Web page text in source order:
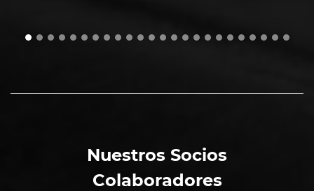
Nuestros Socios
Colaboradores